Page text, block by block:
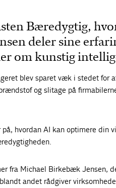
Bæredygtig,
deler sine
om kunstig
blev sparet væk i stedet for
og slitage på
hvordan AI kan optimere din
fra Michael Birkebæk Jensen,
andet rådgiver